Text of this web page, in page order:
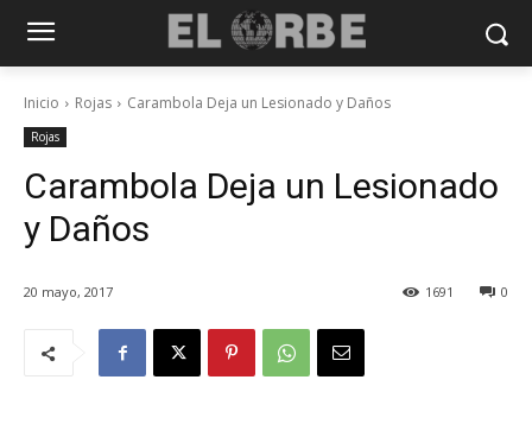
Inicio Rojas Carambola Deja un Lesionado y Daños
Rojas
Carambola Deja un Lesionado
y Daños
20 mayo, 2017 0
1691